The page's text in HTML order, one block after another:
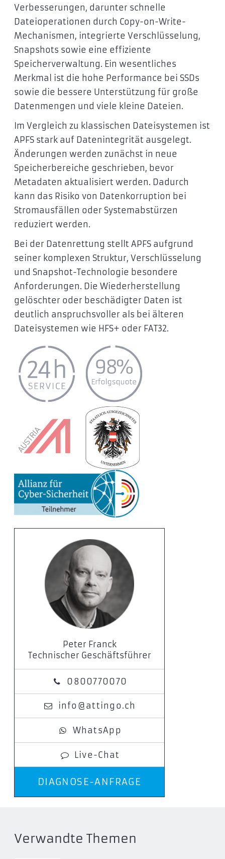
Verbesserungen, darunter schnelle
Dateioperationen durch Copy-on-Write-
Mechanismen, integrierte Verschlüsselung,
Snapshots sowie eine effiziente
Speicherverwaltung. Ein wesentliches
Merkmal ist die hohe Performance bei SSDs
sowie die bessere Unterstützung für große
Datenmengen und viele kleine Dateien.
Im Vergleich zu klassischen Dateisystemen ist
APFS stark auf Datenintegrität ausgelegt.
Änderungen werden zunächst in neue
Speicherbereiche geschrieben, bevor
Metadaten aktualisiert werden. Dadurch
kann das Risiko von Datenkorruption bei
Stromausfällen oder Systemabstürzen
reduziert werden.
Bei der Datenrettung stellt APFS aufgrund
seiner komplexen Struktur, Verschlüsselung
und Snapshot-Technologie besondere
Anforderungen. Die Wiederherstellung
gelöschter oder beschädigter Daten ist
deutlich anspruchsvoller als bei älteren
Dateisystemen wie HFS+ oder FAT32.
Peter Franck
Technischer Geschäftsführer
0800770070
info@attingo.ch
WhatsApp
Live-Chat
DIAGNOSE-ANFRAGE
Verwandte Themen